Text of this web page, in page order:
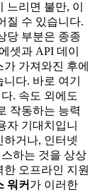
느리면 불만, 이
질 수 있습니다.
당 부분은 종종
셋과 API 데이
가져와진 후에
다. 바로 여기
. 속도 외에도
작동하는 능력
자 기대치입니
거나, 인터넷
하는 것을 상상
오프라인 지원
워커 가 이러한